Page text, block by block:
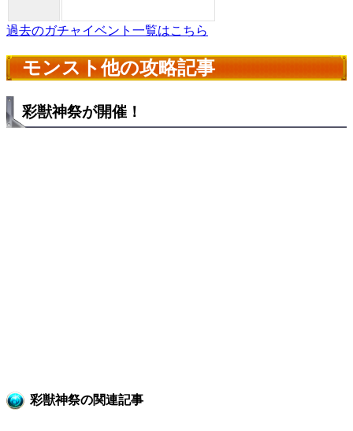
過去のガチャイベント一覧はこちら
モンスト他の攻略記事
彩獣神祭が開催！
彩獣神祭の関連記事